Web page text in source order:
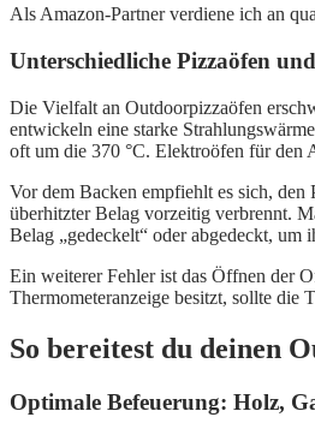
Als Amazon-Partner verdiene ich an
Unterschiedliche Pizzaöfen
Die Vielfalt an Outdoorpizzaöfen
entwickeln eine starke
oft um die 370 °C. Elektroöfen für den
Vor dem Backen empfiehlt es sich,
überhitzter Belag vorzeitig verbrennt.
Belag „gedeckelt“ oder abgedeckt,
Ein weiterer Fehler ist das Öffnen der
Thermometeranzeige besitzt, sollte die
So bereitest du deinen
Optimale Befeuerung: Holz,